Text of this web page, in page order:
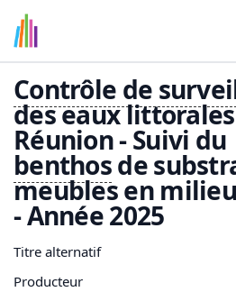
Contrôle de
des eaux
Réunion - Suivi du
benthosde
meubles en
- Année 2025
Titre alternatif
Producteur